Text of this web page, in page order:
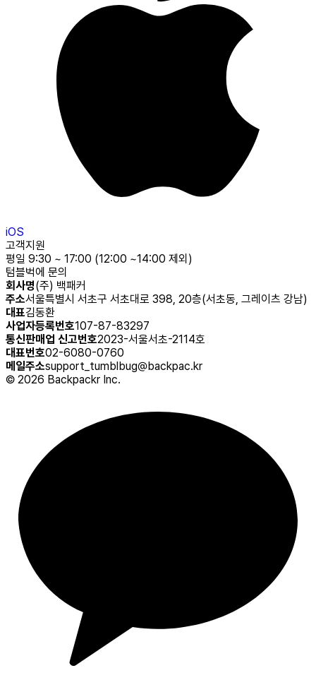
iOS
고객지원
평일 9:30 ~ 17:00 (12:00 ~14:00 제외)
텀블벅에 문의
회사명(주) 백패커
주소서울특별시 서초구 서초대로 398, 20층(서초동, 그레이츠 강남)
대표김동환
사업자등록번호107-87-83297
통신판매업 신고번호2023-서울서초-2114호
대표번호02-6080-0760
메일주소support_tumblbug@backpac.kr
© 2026 Backpackr Inc.